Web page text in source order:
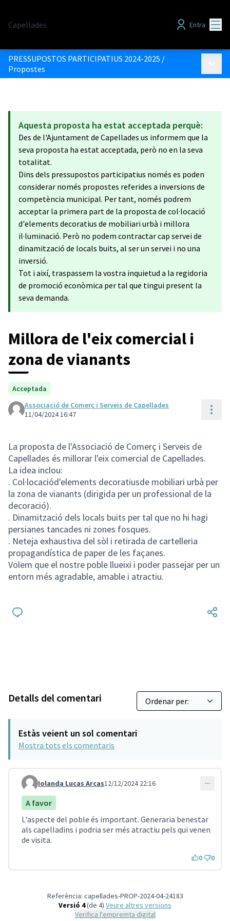
Capellades Entra
PRESSUPOSTOS PARTICIPATIUS 2024-2025 /
Propostes
Aquesta proposta ha estat acceptada perquè:
Des de l'Ajuntament de Capellades us informem que la
seva proposta ha estat acceptada, però no en la seva
totalitat.
Dins dels pressupostos participatius només es poden
considerar només propostes referides a inversions de
competència municipal. Per tant, només podrem
acceptar la primera part de la proposta de col·locació
d'elements decoratius de mobiliari urbà i millora
il·luminació. Però no podem contractar cap servei de
dinamització de locals buits, al ser un servei i no una
inversió.
Tot i així, traspassem la vostra inquietud a la regidoria
de promoció econòmica per tal que tingui present la
seva demanda.
Millora de l'eix comercial i
zona de vianants
Acceptada
Associació de Comerç i Serveis de Capellades
11/04/2024 16:47
La proposta de l'Associació de Comerç i Serveis de
Capellades és millorar l'eix comercial de Capellades.
La idea inclou:
. Col·locaciód'elements decoratiusde mobiliari urbà per
la zona de vianants (dirigida per un professional de la
decoració).
. Dinamització dels locals buits per tal que no hi hagi
persianes tancades ni zones fosques.
. Neteja exhaustiva del sòl i retirada de cartelleria
propagandística de paper de les façanes.
Volem que el nostre poble llueixi i poder passejar per un
entorn més agradable, amable i atractiu.
Detalls del comentari
Estàs veient un sol comentari
Mostra tots els comentaris
Comentari 4750
Iolanda Lucas Arcas12/12/2024 22:16
A favor
L'aspecte del poble és important. Generaria benestar
als capelladins i podria ser més atractiu pels qui venen
de visita.
0 0
Referència: capellades-PROP-2024-04-24183
Versió 4(de 4)
veure altres versions
Verifica l'empremta digital